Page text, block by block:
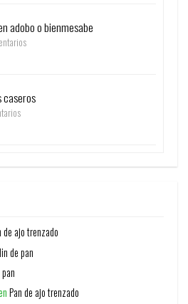
adobo o bienmesabe
caseros
de ajo trenzado
de pan
Pan de ajo trenzado